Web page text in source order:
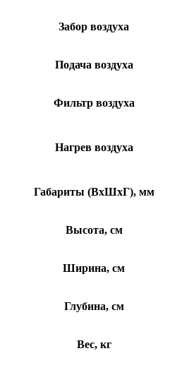
Забор воздуха
Подача воздуха
Фильтр воздуха
Нагрев воздуха
Габариты (ВхШхГ), мм
Высота, см
Ширина, см
Глубина, см
Вес, кг